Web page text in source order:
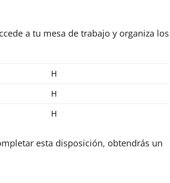
a tu mesa de trabajo y organiza los
H
H
H
esta disposición, obtendrás un